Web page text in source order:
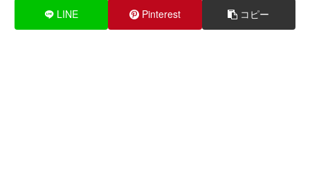
LINE Pinterest コピー